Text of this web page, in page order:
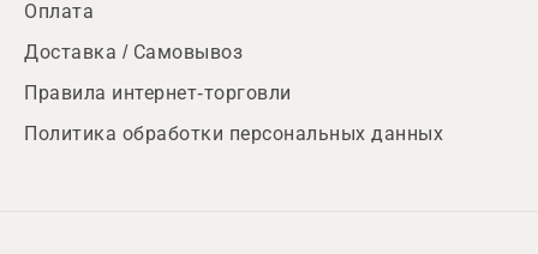
Оплата
Доставка / Самовывоз
Правила интернет-торговли
Политика обработки персональных данных